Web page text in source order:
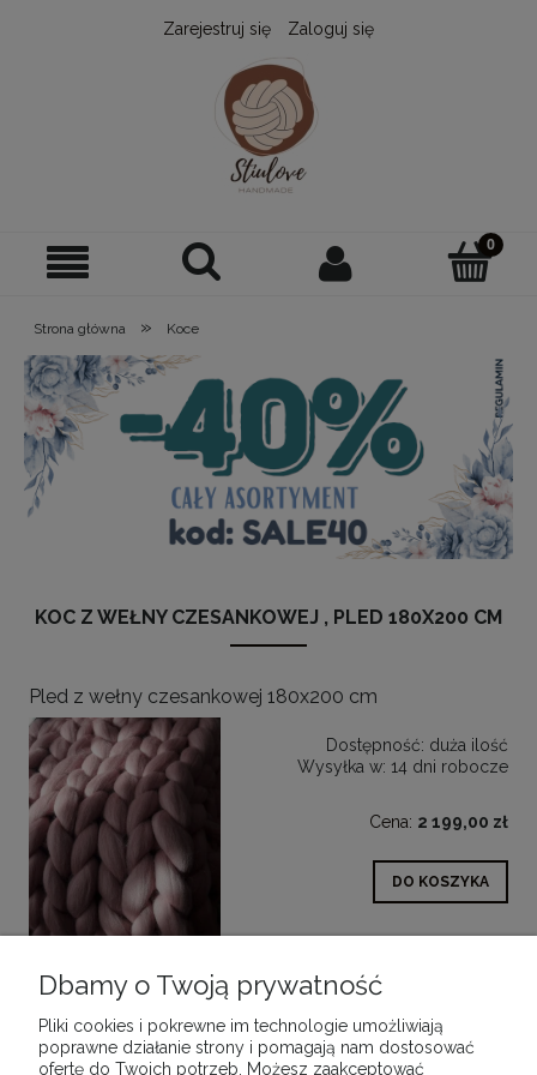
Zarejestruj się Zaloguj się
Strona główna » Koce
KOC Z WEŁNY CZESANKOWEJ , PLED 180X200 CM
Pled z wełny czesankowej 180x200 cm
Dostępność: duża ilość
Wysyłka w: 14 dni robocze
Cena: 2 199,00 zł
DO KOSZYKA
Dbamy o Twoją prywatność
Pliki cookies i pokrewne im technologie umożliwiają
poprawne działanie strony i pomagają nam dostosować
ofertę do Twoich potrzeb. Możesz zaakceptować